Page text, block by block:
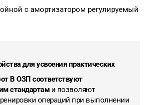
с амортизатором регулируемый
для усвоения практических
В ОЗП соответствуют
стандартами позволяют
операций при выполнении